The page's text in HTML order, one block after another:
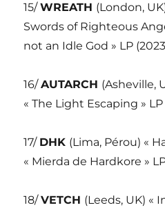
15/WREATH (London,
Swords of Righteous
not an Idle God » LP
16/AUTARCH (Asheville,
« The Light Escaping » LP
17/ DHK (Lima, Pérou) «
« Mierda de Hardkore »
18/VETCH (Leeds, UK) «